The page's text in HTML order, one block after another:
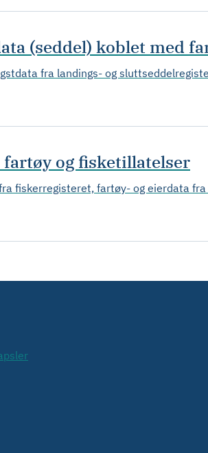
(seddel) koblet med
fra landings- og
og fisketillatelser
fiskerregisteret, fartøy- og eierdata